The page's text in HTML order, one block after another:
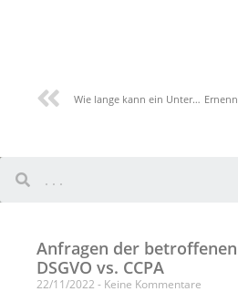
Wie lange kann ein Unternehmen Daten speichern?
Anfragen der
DSGVO vs. CCPA
22/11/2022 Keine Kommentare